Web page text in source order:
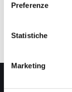
Preferenze
Statistiche
Marketing